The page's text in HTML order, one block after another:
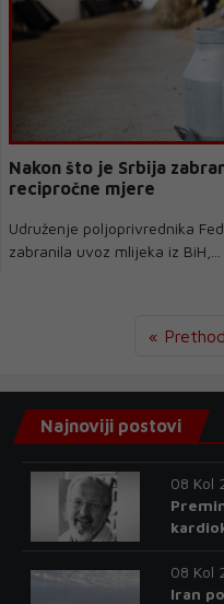
Nakon što je Srbija
recipročne mjere
Udruženje poljoprivrednika
zabranila uvoz mlijeka iz BiH,...
«
Najnoviji postovi
08 Kol
08 Kol
Iran